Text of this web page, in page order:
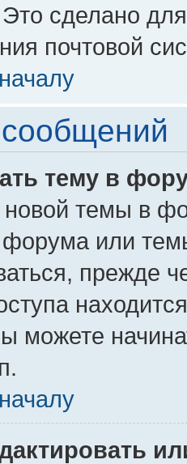
сделано
почтовой
тему в
темы в
форума или
прежде
можете